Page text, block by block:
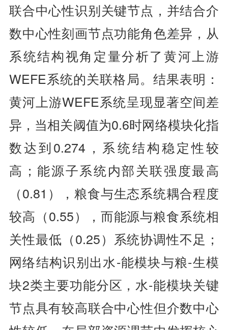
联合中心性识别关键节点，并结合介
数中心性刻画节点功能角色差异，从
系统结构视角定量分析了黄河上游
WEFE系统的关联格局。结果表明：
黄河上游WEFE系统呈现显著空间差
异，当相关阈值为0.6时网络模块化指
数达到0.274，系统结构稳定性较
高；能源子系统内部关联强度最高
（0.81），粮食与生态系统耦合程度
较高（0.55），而能源与粮食系统相
关性最低（0.25）系统协调性不足；
网络结构识别出水-能模块与粮-生模
块2类主要功能分区，水-能模块关键
节点具有较高联合中心性但介数中心